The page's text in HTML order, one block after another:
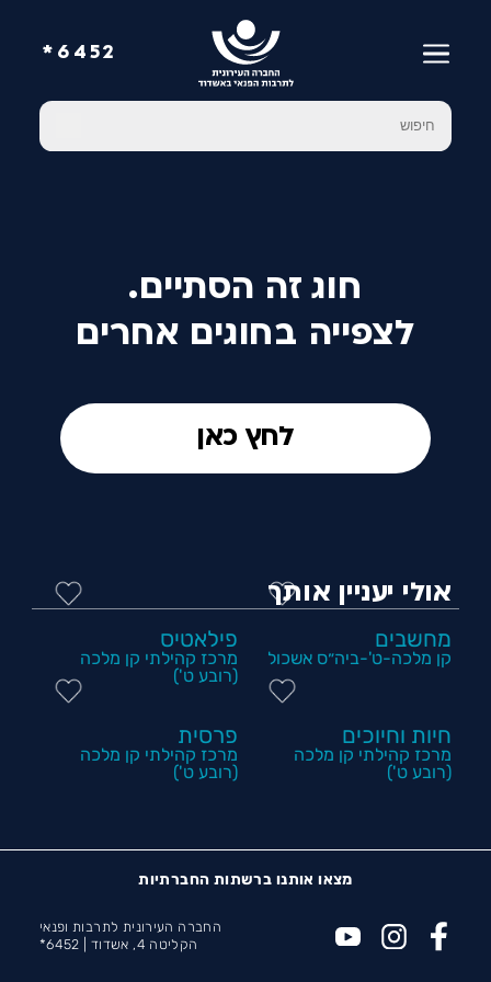
6452*
חוג זה הסתיים.
לצפייה בחוגים אחרים
לחץ כאן
אולי יעניין אותך
מחשבים
קן מלכה-ט'-ביה״ס אשכול
פילאטיס
מרכז קהילתי קן מלכה
(רובע ט')
חיות וחיוכים
מרכז קהילתי קן מלכה
(רובע ט')
פרסית
מרכז קהילתי קן מלכה
(רובע ט')
מצאו אותנו ברשתות החברתיות
החברה העירונית לתרבות ופנאי
הקליטה 4, אשדוד |
6452*